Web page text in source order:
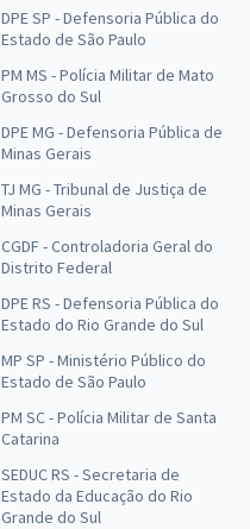
DPE SP - Defensoria Pública do
Estado de São Paulo
PM MS - Polícia Militar de Mato
Grosso do Sul
DPE MG - Defensoria Pública de
Minas Gerais
TJ MG - Tribunal de Justiça de
Minas Gerais
CGDF - Controladoria Geral do
Distrito Federal
DPE RS - Defensoria Pública do
Estado do Rio Grande do Sul
MP SP - Ministério Público do
Estado de São Paulo
PM SC - Polícia Militar de Santa
Catarina
SEDUC RS - Secretaria de
Estado da Educação do Rio
Grande do Sul